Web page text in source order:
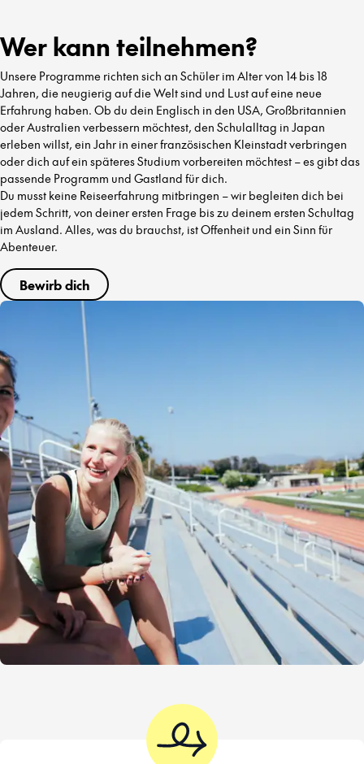
Wer kann teilnehmen?
Unsere Programme richten sich an Schüler im Alter von 14 bis 18
Jahren, die neugierig auf die Welt sind und Lust auf eine neue
Erfahrung haben. Ob du dein Englisch in den USA, Großbritannien
oder Australien verbessern möchtest, den Schulalltag in Japan
erleben willst, ein Jahr in einer französischen Kleinstadt verbringen
oder dich auf ein späteres Studium vorbereiten möchtest – es gibt das
passende Programm und Gastland für dich.
Du musst keine Reiseerfahrung mitbringen – wir begleiten dich bei
jedem Schritt, von deiner ersten Frage bis zu deinem ersten Schultag
im Ausland. Alles, was du brauchst, ist Offenheit und ein Sinn für
Abenteuer.
Bewirb dich